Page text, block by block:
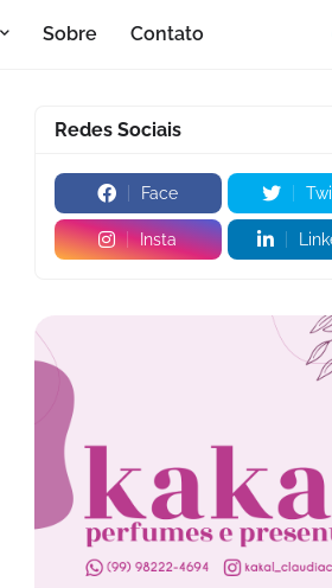
Sobre Contato
Redes Sociais
Face
Insta